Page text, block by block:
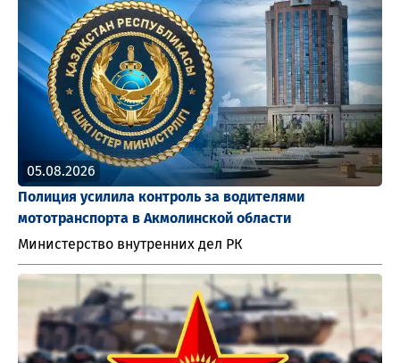
05.08.2026
Полиция усилила контроль за водителями
мототранспорта в Акмолинской области
Министерство внутренних дел РК